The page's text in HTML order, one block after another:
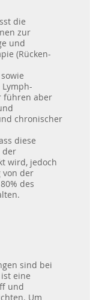
die
zur
und
(Rücken-
führen aber
chronischer
diese
der
wird, jedoch
von der
des
sind bei
eine
und
Um